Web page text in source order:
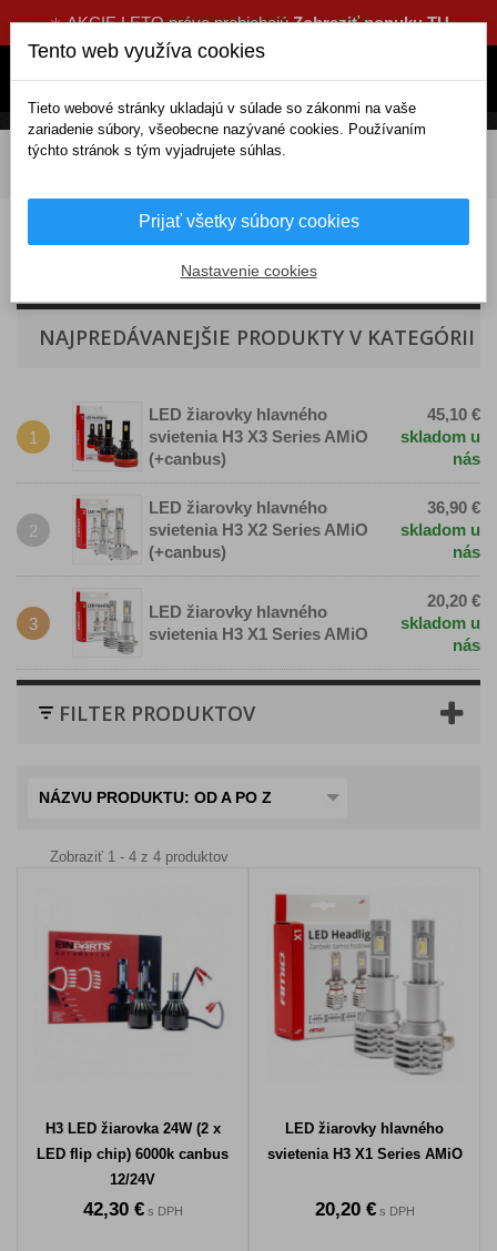
☀️ AKCIE LETO práve prebiehajúZobraziť ponuku TU
DOMOV Elektrické doplnky
LED H3 auta
NAJPREDÁVANEJŠIE PRODUKTY V KATEGÓRII
1
LED žiarovky hlavného
svietenia H3 X3 Series AMiO
(+canbus)
45,10 €
skladom u
nás
2
LED žiarovky hlavného
svietenia H3 X2 Series AMiO
(+canbus)
36,90 €
skladom u
nás
3
LED žiarovky hlavného
svietenia H3 X1 Series AMiO
20,20 €
skladom u
nás
FILTER PRODUKTOV
NÁZVU PRODUKTU: OD A PO Z
Zobraziť 1 - 4 z 4 produktov
H3 LED žiarovka 24W (2 x
LED flip chip) 6000k canbus
12/24V
42,30 €s DPH
LED žiarovky hlavného
svietenia H3 X1 Series AMiO
20,20 €s DPH
Tento web využíva cookies
Tieto webové stránky ukladajú v súlade so zákonmi na vaše
zariadenie súbory, všeobecne nazývané cookies. Používaním
týchto stránok s tým vyjadrujete súhlas.
Prijať všetky súbory cookies
Nastavenie cookies